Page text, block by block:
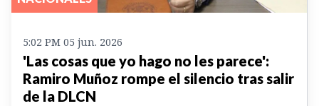
5:02 PM 05 jun. 2026
'Las cosas que yo hago no les parece':
Ramiro Muñoz rompe el silencio tras salir
de la DLCN